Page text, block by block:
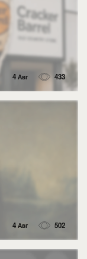
4 Авг 433
4 Авг 502